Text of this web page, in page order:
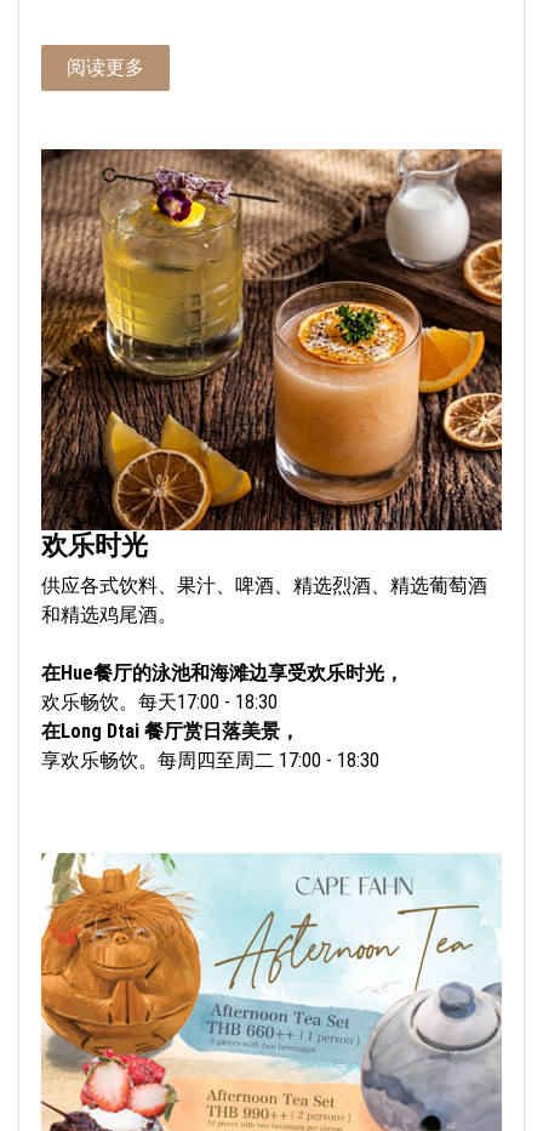
阅读更多
欢乐时光
供应各式饮料、果汁、啤酒、精选烈酒、精选葡萄酒
和精选鸡尾酒。
在Hue餐厅的泳池和海滩边享受欢乐时光，
欢乐畅饮。每天17:00 - 18:30
在Long Dtai 餐厅赏日落美景，
享欢乐畅饮。每周四至周二 17:00 - 18:30